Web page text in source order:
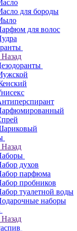
для бороды
для волос
Назад
Назад
духов
парфюма
пробников
туалетной воды
наборы
Назад